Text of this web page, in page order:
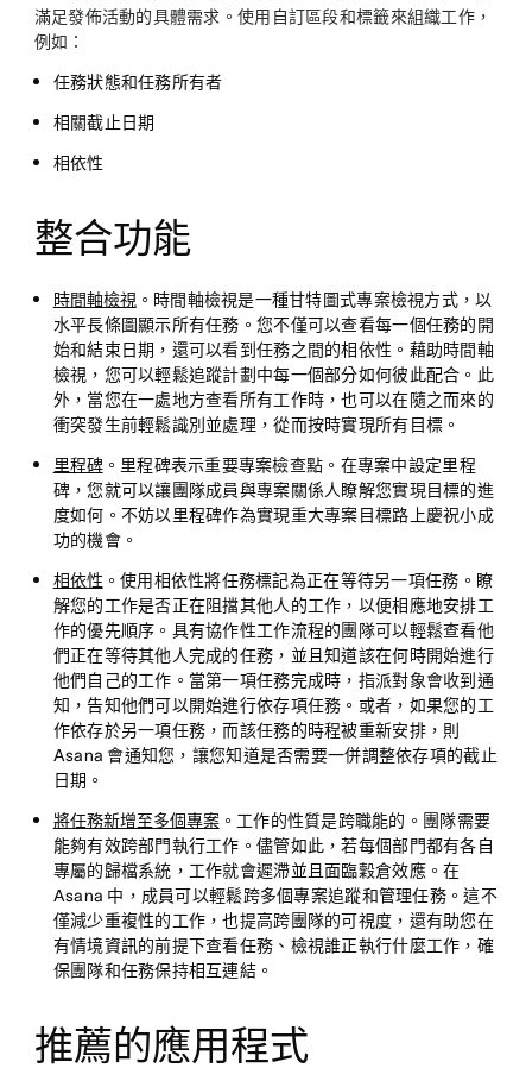
滿足發佈活動的具體需求。使用自訂區段和標籤來組織工作，
例如：
任務狀態和任務所有者
相關截止日期
相依性
整合功能
時間軸檢視 。時間軸檢視是一種甘特圖式專案檢視方式，以
水平長條圖顯示所有任務。您不僅可以查看每一個任務的開
始和結束日期，還可以看到任務之間的相依性。藉助時間軸
檢視，您可以輕鬆追蹤計劃中每一個部分如何彼此配合。此
外，當您在一處地方查看所有工作時，也可以在隨之而來的
衝突發生前輕鬆識別並處理，從而按時實現所有目標。
里程碑。里程碑表示重要專案檢查點。在專案中設定里程
碑，您就可以讓團隊成員與專案關係人瞭解您實現目標的進
度如何。不妨以里程碑作為實現重大專案目標路上慶祝小成
功的機會。
相依性 。使用相依性將任務標記為正在等待另一項任務。瞭
解您的工作是否正在阻擋其他人的工作，以便相應地安排工
作的優先順序。具有協作性工作流程的團隊可以輕鬆查看他
們正在等待其他人完成的任務，並且知道該在何時開始進行
他們自己的工作。當第一項任務完成時，指派對象會收到通
知，告知他們可以開始進行依存項任務。或者，如果您的工
作依存於另一項任務，而該任務的時程被重新安排，則
Asana 會通知您，讓您知道是否需要一併調整依存項的截止
日期。
將任務新增至多個專案。工作的性質是跨職能的。團隊需要
能夠有效跨部門執行工作。儘管如此，若每個部門都有各自
專屬的歸檔系統，工作就會遲滯並且面臨穀倉效應。在
Asana 中，成員可以輕鬆跨多個專案追蹤和管理任務。這不
僅減少重複性的工作，也提高跨團隊的可視度，還有助您在
有情境資訊的前提下查看任務、檢視誰正執行什麼工作，確
保團隊和任務保持相互連結。
推薦的應用程式